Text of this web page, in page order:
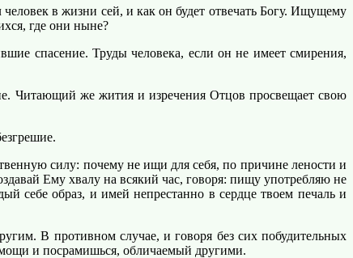
в жизни сей, и как он будет отвечать Богу. Ищущему
где они ныне?
спасение. Труды человека, если он не имеет смирения,
Читающий же жития и изречения Отцов просвещает свою
силу: почему не ищи для себя, по причине лености и
Ему хвалу на всякий час, говоря: пищу употребляю не
себе образ, и имей непрестанно в сердце твоем печаль и
В противном случае, и говоря без сих побудительных
и посрамишься, обличаемый другими.